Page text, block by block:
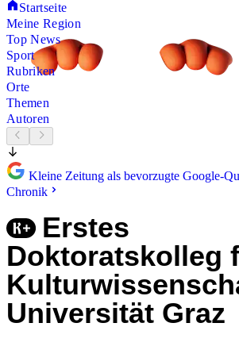
Startseite
Meine Region
Top News
Sport
Rubriken
Orte
Themen
Autoren
Kleine Zeitung als bevorzugte Google-
Chronik
Erstes
Doktoratskolleg
Universität Graz